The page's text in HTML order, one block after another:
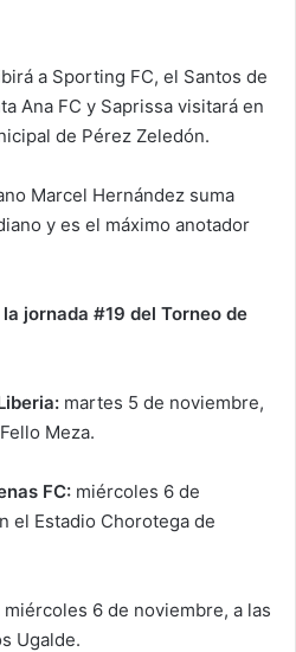
a Sporting FC, el Santos de
Ana FC y Saprissa visitará en
de Pérez Zeledón.
Marcel Hernández suma
y es el máximo anotador
jornada #19 del Torneo de
martes 5 de noviembre,
Meza.
FC: miércoles 6 de
el Estadio Chorotega de
miércoles 6 de noviembre, a las
Ugalde.